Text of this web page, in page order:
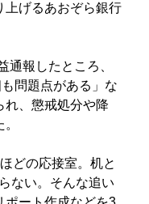
上げるあおぞら銀行
報したところ、
問題点がある」な
れ、懲戒処分や降
どの応接室。机と
ない。そんな追い